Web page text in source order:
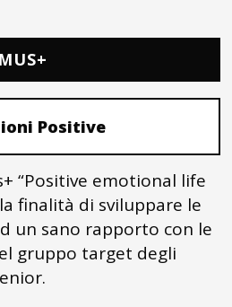
Positive
“Positive emotional life
finalità di sviluppare le
un sano rapporto con le
gruppo target degli